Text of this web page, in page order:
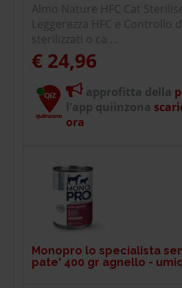
Almo Nature HFC Cat
Leggerezza HFC e Controllo
sterilizzati o ca ...
€ 24,96
approfitta della
l'app quiinzona
ora
Monopro lo specialista
pate' 400 gr agnello -